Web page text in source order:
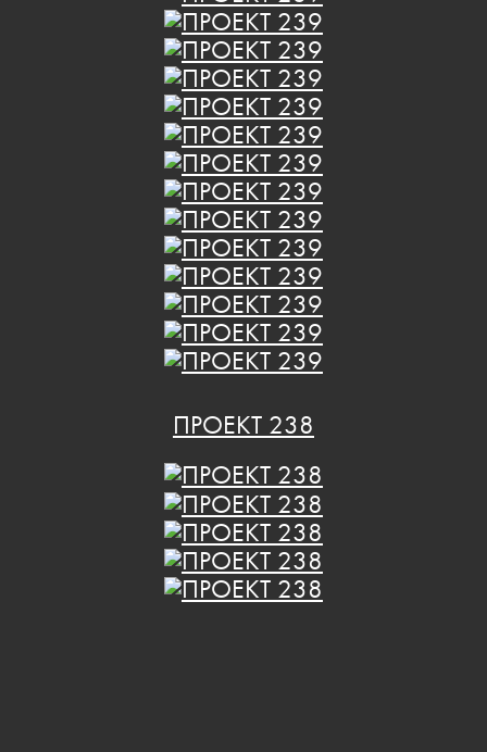
ПРОЕКТ 238